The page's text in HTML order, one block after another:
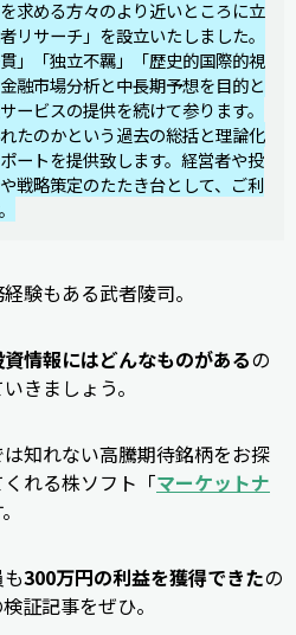
求める方々のより近いところに立
サーチ」を設立いたしました。
」「独立不羈」「歴史的国際的視
融市場分析と中長期予想を目的と
ービスの提供を続けて参ります。
たのかという過去の総括と理論化
ートを提供致します。経営者や投
戦略策定のたたき台として、ご利
験もある武者陵司。
情報にはどんなものがあるの
きましょう。
知れない高騰期待銘柄をお探
れる株ソフト「マーケットナ
300万円の利益を獲得できたの
証記事をぜひ。